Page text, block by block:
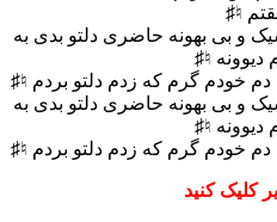
♮♯
و بی بهونه حاضری دلتو بدی به
دیوونه ♮♯
خودم گرم که زدم دلتو بردم ♮♯
و بی بهونه حاضری دلتو بدی به
دیوونه ♮♯
خودم گرم که زدم دلتو بردم ♮♯
کلیک کنید